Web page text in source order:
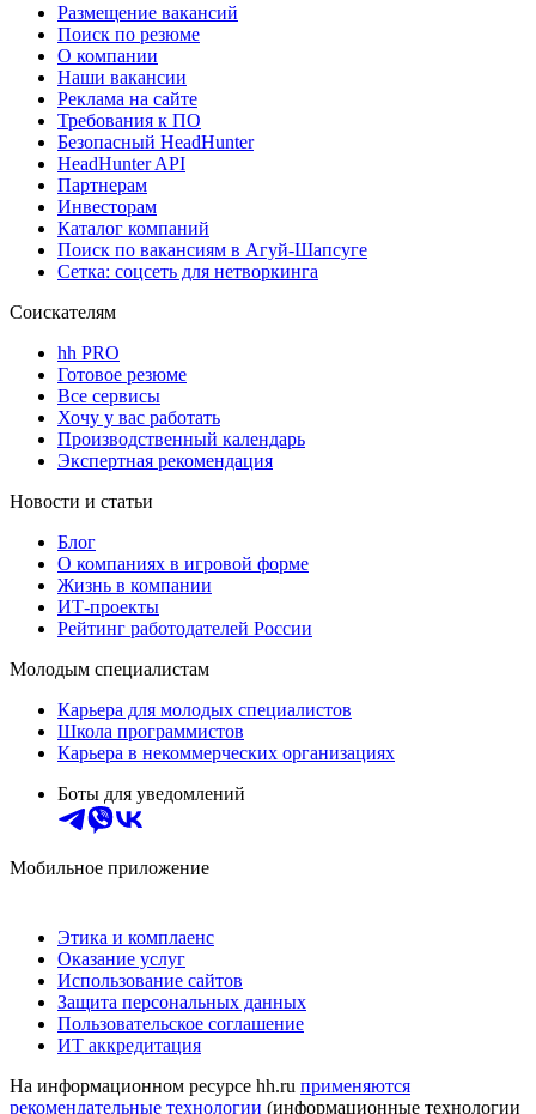
Размещение вакансий
Поиск по резюме
О компании
Наши вакансии
Реклама на сайте
Требования к ПО
Безопасный HeadHunter
HeadHunter API
Партнерам
Инвесторам
Каталог компаний
Поиск по вакансиям в Агуй-Шапсуге
Сетка: соцсеть для нетворкинга
Соискателям
hh PRO
Готовое резюме
Все сервисы
Хочу у вас работать
Производственный календарь
Экспертная рекомендация
Новости и статьи
Блог
О компаниях в игровой форме
Жизнь в компании
ИТ-проекты
Рейтинг работодателей России
Молодым специалистам
Карьера для молодых специалистов
Школа программистов
Карьера в некоммерческих организациях
Боты для уведомлений
Мобильное приложение
Этика и комплаенс
Оказание услуг
Использование сайтов
Защита персональных данных
Пользовательское соглашение
ИТ аккредитация
На информационном ресурсе hh.ru применяются
рекомендательные технологии (информационные технологии